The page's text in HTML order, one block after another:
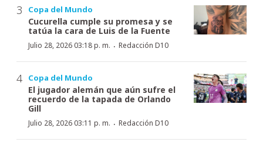
Copa del Mundo
Cucurella cumple su promesa y se
tatúa la cara de Luis de la Fuente
Julio 28, 2026 03:18 p. m. · Redacción D10
Copa del Mundo
El jugador alemán que aún sufre el
recuerdo de la tapada de Orlando
Gill
Julio 28, 2026 03:11 p. m. · Redacción D10